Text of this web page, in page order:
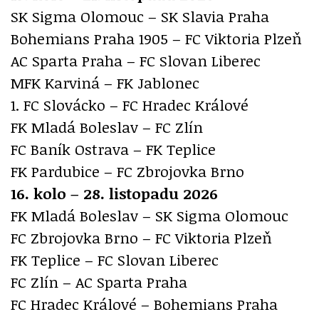
SK Sigma Olomouc – SK Slavia Praha
Bohemians Praha 1905 – FC Viktoria Plzeň
AC Sparta Praha – FC Slovan Liberec
MFK Karviná – FK Jablonec
1. FC Slovácko – FC Hradec Králové
FK Mladá Boleslav – FC Zlín
FC Baník Ostrava – FK Teplice
FK Pardubice – FC Zbrojovka Brno
16. kolo – 28. listopadu 2026
FK Mladá Boleslav – SK Sigma Olomouc
FC Zbrojovka Brno – FC Viktoria Plzeň
FK Teplice – FC Slovan Liberec
FC Zlín – AC Sparta Praha
FC Hradec Králové – Bohemians Praha